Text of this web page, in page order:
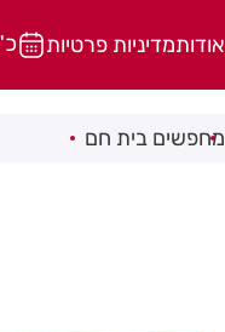
אודותמדיניות פרטיות
מחפשים בית חם